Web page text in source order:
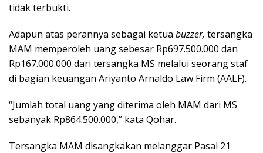
tidak terbukti.
Adapun atas perannya sebagai ketua buzzer, tersangka
MAM memperoleh uang sebesar Rp697.500.000 dan
Rp167.000.000 dari tersangka MS melalui seorang staf
di bagian keuangan Ariyanto Arnaldo Law Firm (AALF).
“Jumlah total uang yang diterima oleh MAM dari MS
sebanyak Rp864.500.000,” kata Qohar.
Tersangka MAM disangkakan melanggar Pasal 21